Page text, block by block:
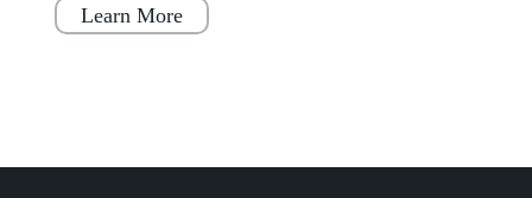
simple, fast, and flex
Learn More